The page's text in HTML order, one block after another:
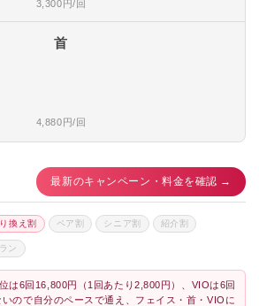
3,300円/回
首
4,880円/回
最新のキャンペーン・料金を確認 →
換え割 ペア割 シニア割 紹介割
ン
は6回16,800円（1回あたり2,800円）、VIOは6回
ので自分のペースで通え、フェイス・首・VIOに